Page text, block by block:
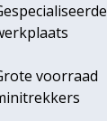
voorraad